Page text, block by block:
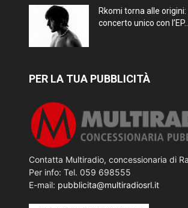
Rkomi torna alle
concerto unico con
PER LA TUA PUBBLICITÀ
Contatta Multiradio, concessionaria di
Per info: Tel. 059 698555
E-mail: pubblicita@multiradiosrl.it